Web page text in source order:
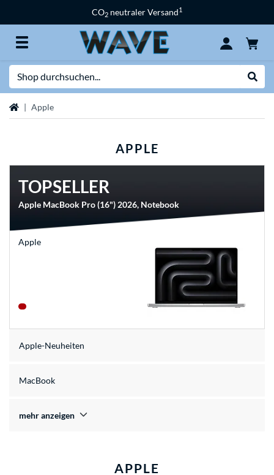
CO2 neutraler Versand1
Startseite
Apple
APPLE
TOPSELLER
Apple MacBook Pro (16") 2026, Notebook
Apple
Apple-Neuheiten
MacBook
mehr anzeigen
APPLE